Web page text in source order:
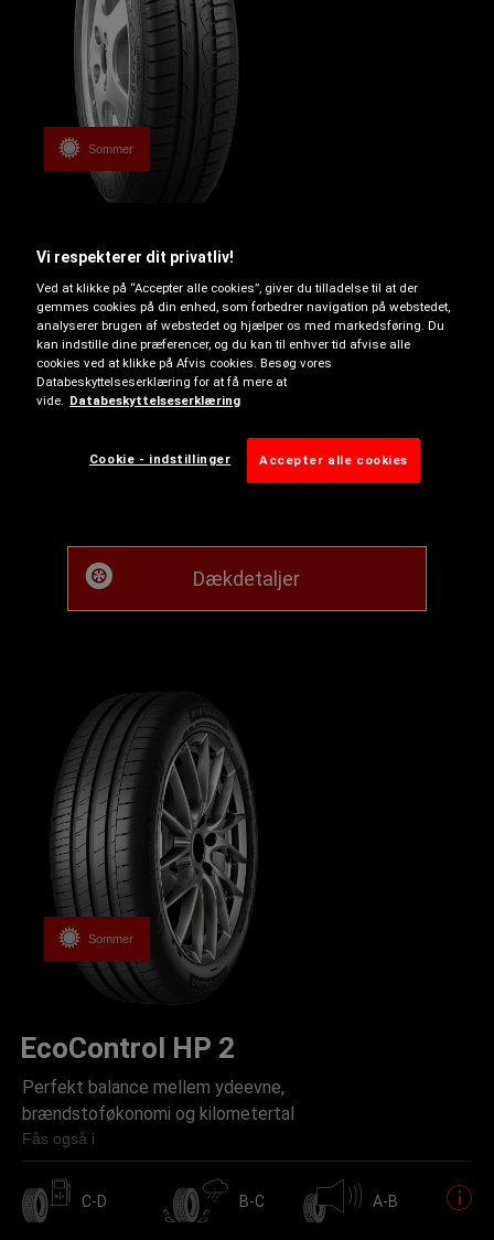
Sommer
EcoControl
The EcoControl combines great value
with reliable performance. Along with
superb fuel efficiency and high
mileage, it delivers the stopping power
you need in rainy conditions.
Dækdetaljer
Sommer
EcoControl HP 2
Perfekt balance mellem ydeevne,
brændstoføkonomi og kilometertal
Fås også i
C-D B-C A-B
Vi respekterer dit privatliv!
Ved at klikke på “Accepter alle cookies”, giver du tilladelse til at der
gemmes cookies på din enhed, som forbedrer navigation på webstedet,
analyserer brugen af webstedet og hjælper os med markedsføring. Du
kan indstille dine præferencer, og du kan til enhver tid afvise alle
cookies ved at klikke på Afvis cookies. Besøg vores
Databeskyttelseserklæring for at få mere at
vide. Databeskyttelseserklæring
Cookie - indstillinger Accepter alle cookies